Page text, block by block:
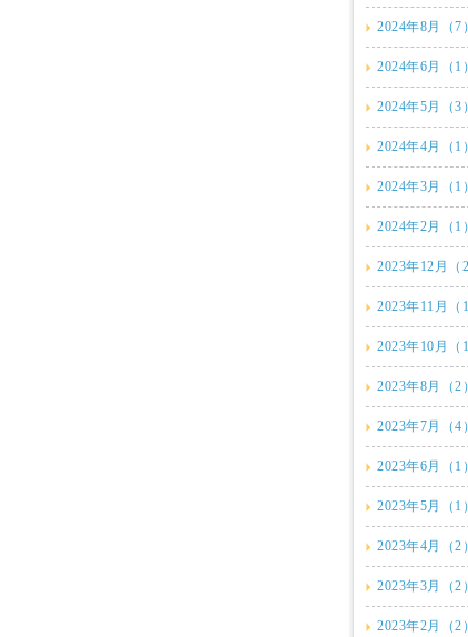
2024年8月（7）
2024年6月（1）
2024年5月（3）
2024年4月（1）
2024年3月（1）
2024年2月（1）
2023年12月（2
2023年11月（1
2023年10月（1
2023年8月（2）
2023年7月（4）
2023年6月（1）
2023年5月（1）
2023年4月（2）
2023年3月（2）
2023年2月（2）